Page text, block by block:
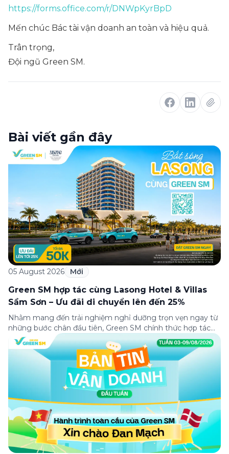
https://forms.office.com/r/DNWpKyrBpD
Mến chúc Bác tài vận doanh an toàn và hiệu quả.
Trân trọng,
Đội ngũ Green SM.
Bài viết gần đây
05 August 2026 Mới
Green SM hợp tác cùng Lasong Hotel & Villas
Sầm Sơn – Ưu đãi di chuyển lên đến 25%
Nhằm mang đến trải nghiệm nghỉ dưỡng trọn vẹn ngay từ
những bước chân đầu tiên, Green SM chính thức hợp tác
cùng Lasong Hotel & Villas Sầm Sơn triển khai chương trình
ưu đãi di chuyển dành riêng cho khách hàng có điểm đón
hoặc điểm đến tại khu nghỉ dưỡng. Từ khoảnh khắc […]